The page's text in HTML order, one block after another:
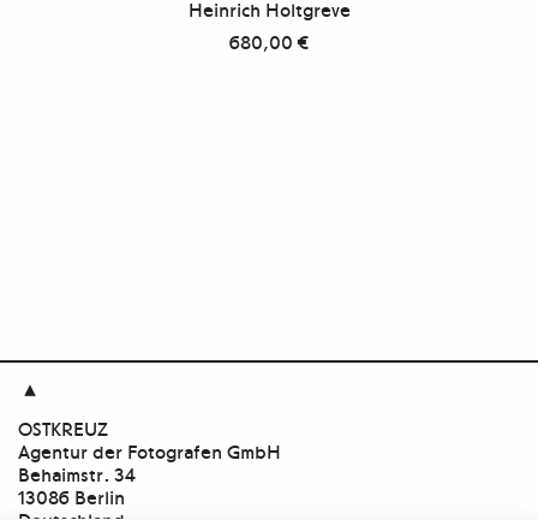
Heinrich Holtgreve
680,00€

OSTKREUZ
Agentur der Fotografen GmbH
Behaimstr. 34
13086 Berlin